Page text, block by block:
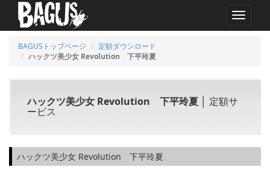
MENU
BAGUSトップページ
定額ダウンロード
ハックツ美少女 Revolution 下平玲夏
ハックツ美少女 Revolution 下平玲夏 │ 定額サ
ービス
ハックツ美少女 Revolution 下平玲夏